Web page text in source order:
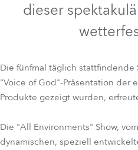
Avolites
iFORTE® iFORTE® FS
T11 Profile™
dieser
Die fünfmal täglich stattfindende
"Voice of God"-Präsentation der
Produkte gezeigt wurden,
Die "All Environments" Show,
dynamischen, speziell